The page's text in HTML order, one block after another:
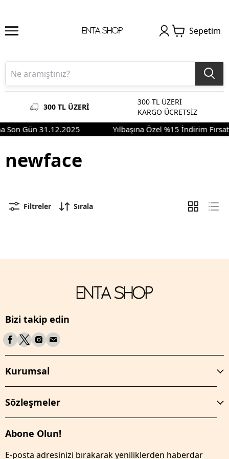
Sepetim
300 TL ÜZERİ
300 TL ÜZERİ
KARGO ÜCRETSİZ
Son Gün 31.12.2025 Yılbaşına Özel %15 İndirim
newface
Filtreler Sırala
Bizi takip edin
Kurumsal
Sözleşmeler
Abone Olun!
E-posta adresinizi bırakarak yeniliklerden haberdar